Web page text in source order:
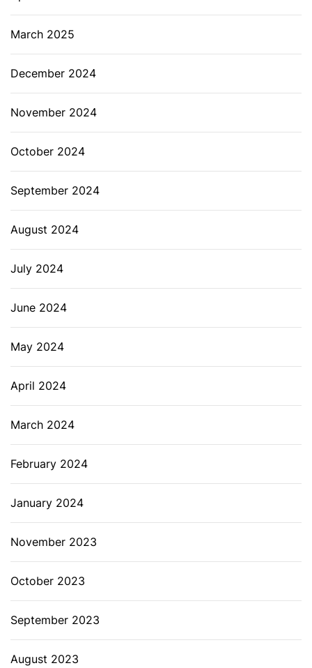
March 2025
December 2024
November 2024
October 2024
September 2024
August 2024
July 2024
June 2024
May 2024
April 2024
March 2024
February 2024
January 2024
November 2023
October 2023
September 2023
August 2023